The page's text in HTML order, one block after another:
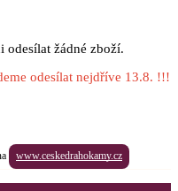
odesílat žádné zboží.
odesílat nejdříve 13.8. !!!
www.ceskedrahokamy.cz